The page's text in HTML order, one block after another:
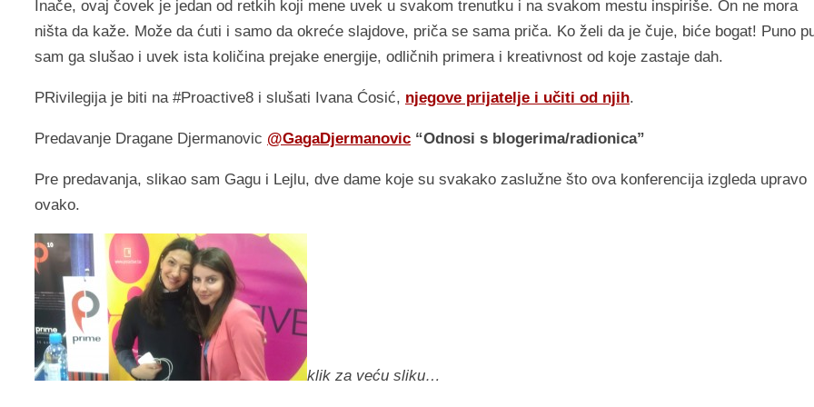
Inače, ovaj čovek je jedan od retkih koji mene uvek u svakom trenutku i na svakom mestu inspiriše. On ne mora
ništa da kaže. Može da ćuti i samo da okreće slajdove, priča se sama priča. Ko želi da je čuje, biće bogat! Puno
sam ga slušao i uvek ista količina prejake energije, odličnih primera i kreativnost od koje zastaje dah.
PRivilegija je biti na #Proactive8 i slušati Ivana Ćosić, njegove prijatelje i učiti od njih.
Predavanje Dragane Djermanovic @GagaDjermanovic “Odnosi s blogerima/radionica”
Pre predavanja, slikao sam Gagu i Lejlu, dve dame koje su svakako zaslužne što ova konferencija izgleda upravo
ovako.
klik za veću sliku…